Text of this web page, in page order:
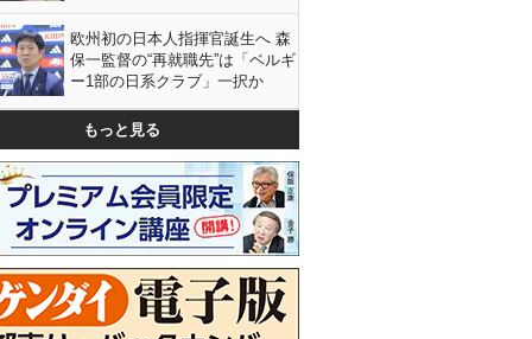
欧州初の日本人指揮官誕生へ 森
保一監督の“再就職先”は「ベルギ
ー1部の日系クラブ」一択か
もっと見る